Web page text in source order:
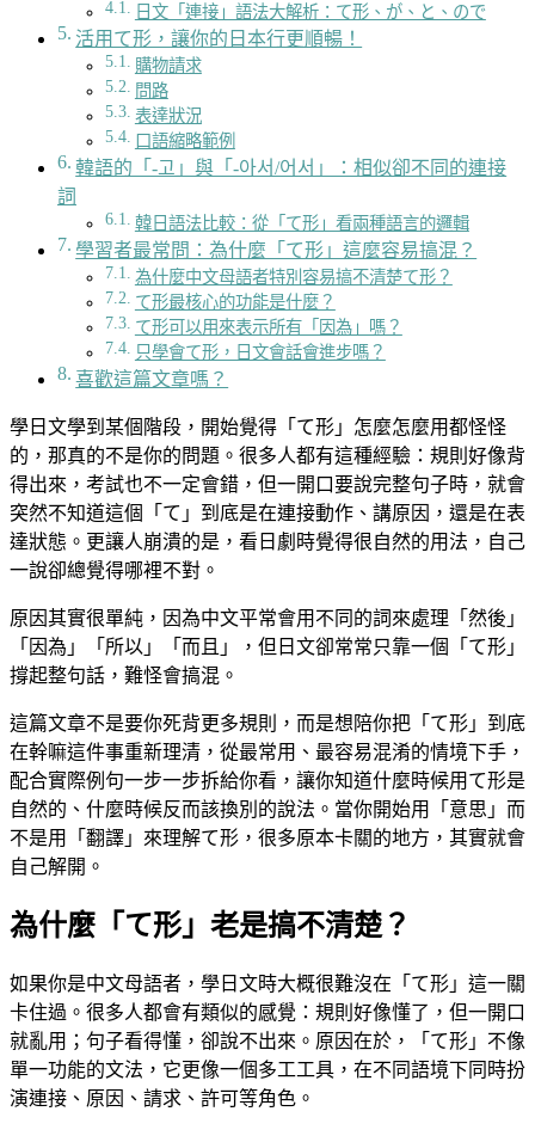
日文「連接」語法大解析：て形、が、と、ので
活用て形，讓你的日本行更順暢！
購物請求
問路
表達狀況
口語縮略範例
韓語的「-고」與「-아서/어서」：相似卻不同的連接
詞
韓日語法比較：從「て形」看兩種語言的邏輯
學習者最常問：為什麼「て形」這麼容易搞混？
為什麼中文母語者特別容易搞不清楚て形？
て形最核心的功能是什麼？
て形可以用來表示所有「因為」嗎？
只學會て形，日文會話會進步嗎？
喜歡這篇文章嗎？
學日文學到某個階段，開始覺得「て形」怎麼怎麼用都怪怪
的，那真的不是你的問題。很多人都有這種經驗：規則好像背
得出來，考試也不一定會錯，但一開口要說完整句子時，就會
突然不知道這個「て」到底是在連接動作、講原因，還是在表
達狀態。更讓人崩潰的是，看日劇時覺得很自然的用法，自己
一說卻總覺得哪裡不對。
原因其實很單純，因為中文平常會用不同的詞來處理「然後」
「因為」「所以」「而且」，但日文卻常常只靠一個「て形」
撐起整句話，難怪會搞混。
這篇文章不是要你死背更多規則，而是想陪你把「て形」到底
在幹嘛這件事重新理清，從最常用、最容易混淆的情境下手，
配合實際例句一步一步拆給你看，讓你知道什麼時候用て形是
自然的、什麼時候反而該換別的說法。當你開始用「意思」而
不是用「翻譯」來理解て形，很多原本卡關的地方，其實就會
自己解開。
為什麼「て形」老是搞不清楚？
如果你是中文母語者，學日文時大概很難沒在「て形」這一關
卡住過。很多人都會有類似的感覺：規則好像懂了，但一開口
就亂用；句子看得懂，卻說不出來。原因在於，「て形」不像
單一功能的文法，它更像一個多工工具，在不同語境下同時扮
演連接、原因、請求、許可等角色。